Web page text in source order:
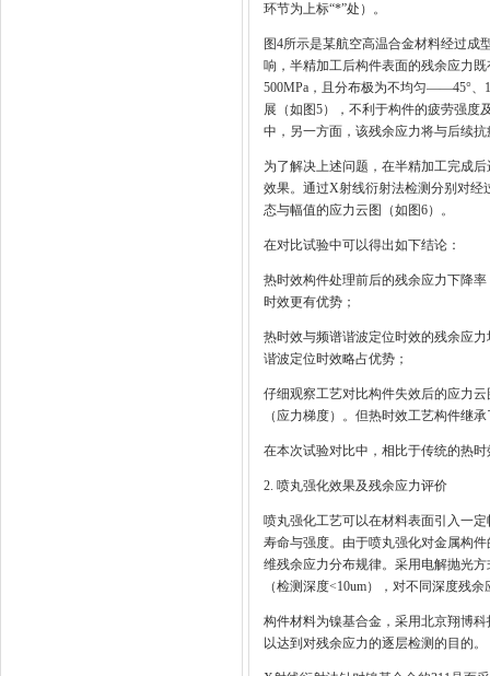
环节为上标“*”处）。
图4所示是某航空高温合金材料经过成
响，半精加工后构件表面的残余应力
500MPa，且分布极为不均匀——45°、
展（如图5），不利于构件的疲劳强度
中，另一方面，该残余应力将与后续
为了解决上述问题，在半精加工完成
效果。通过X射线衍射法检测分别对经
态与幅值的应力云图（如图6）。
在对比试验中可以得出如下结论：
热时效构件处理前后的残余应力下降
时效更有优势；
热时效与频谱谐波定位时效的残余应
谐波定位时效略占优势；
仔细观察工艺对比构件失效后的应力
（应力梯度）。但热时效工艺构件继
在本次试验对比中，相比于传统的热
2. 喷丸强化效果及残余应力评价
喷丸强化工艺可以在材料表面引入一
寿命与强度。由于喷丸强化对金属构
维残余应力分布规律。采用电解抛光
（检测深度<10um），对不同深度残
构件材料为镍基合金，采用北京翔博
以达到对残余应力的逐层检测的目的。